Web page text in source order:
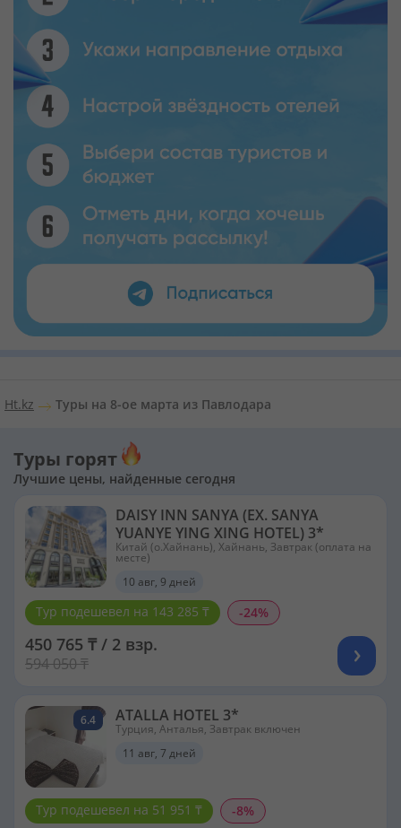
Ht.kz Туры на 8-ое марта из Павлодара
Туры горят
Лучшие цены, найденные сегодня
DAISY INN SANYA (EX. SANYA
YUANYE YING XING HOTEL) 3*
Китай (о.Хайнань), Хайнань, Завтрак (оплата на
месте)
10 авг, 9 дней
Тур подешевел на 143 285 ₸ -24%
450 765 ₸ / 2 взр.
594 050 ₸
6.4 ATALLA HOTEL 3*
Турция, Анталья, Завтрак включен
11 авг, 7 дней
Тур подешевел на 51 951 ₸ -8%